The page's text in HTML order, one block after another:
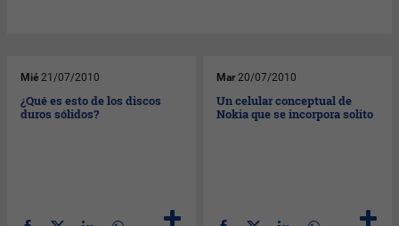
Mié 21/07/2010
¿Qué es esto de los discos
duros sólidos?
Mar 20/07/2010
Un celular conceptual de
Nokia que se incorpora solito